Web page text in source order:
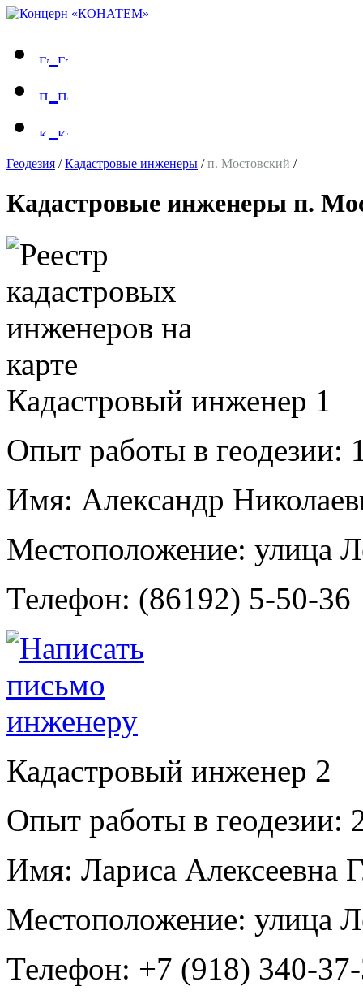
Геодезия /Кадастровые инженеры /п. Мостовский /
Кадастровые инженеры п.
Кадастровый инженер 1
Опыт работы в геодезии:
Имя: Александр
Местоположение: улица
Телефон: (86192) 5-50-36
Кадастровый инженер 2
Опыт работы в геодезии:
Имя: Лариса Алексеевна
Местоположение: улица
Телефон: +7 (918) 340-